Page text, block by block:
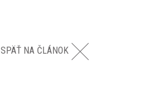
SPÄŤ NA ČLÁNOK